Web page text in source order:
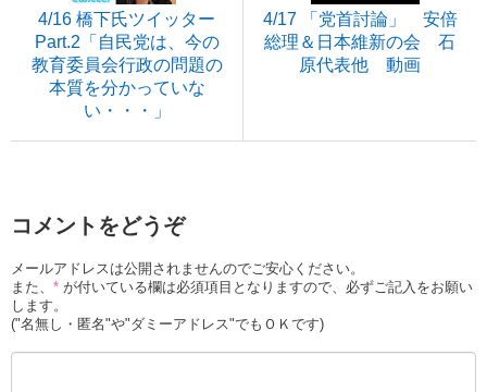
4/16 橋下氏ツイッター
Part.2「自民党は、今の
教育委員会行政の問題の
本質を分かっていな
い・・・」
4/17 「党首討論」 安倍
総理＆日本維新の会 石
原代表他 動画
コメントをどうぞ
メールアドレスは公開されませんのでご安心ください。
また、 * が付いている欄は必須項目となりますので、必ずご記入をお願い
します。
("名無し・匿名"や"ダミーアドレス"でもＯＫです)